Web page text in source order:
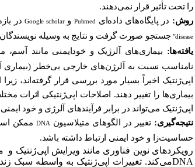
را تحت تأثیر قرار نمی‌دهند.
روش: در پایگاه‌های داده‌ای PubmedوGoogle scholarدر بازه زمانی 20 سال
disease”
جستجو صورت گرفت و نتایج به وسیله
یافته‌ها: بیماری‌های آلرژیک و خودایمنی مانند آسم،
نامناسب نسبت به آلرژن‌های خارجی بی‌خطر (بیماری
اپی‌ژنتیک اخیراً بسیار مورد بررسی قرار گرفته‌اند،
بیماری‌ها را تغییر دهند. اصلاحات اپی‌ژنتیکی اثرات
اپی‌ژنتیک می‌تواند در برابر فرآیندهای آلرژی و خود
نتیجه‌گیری: تغییر در الگوهای متیلاسیون DNAممکن است
حساسیت‌زا و خود ایمنی ارتباط داشته باشد.
رویکردهای نوین فناوری مانند ویرایش اپی‌ژنتیک و
می‌کند. تغییرات اپی‌ژنتیک به واسطه سبکDNA